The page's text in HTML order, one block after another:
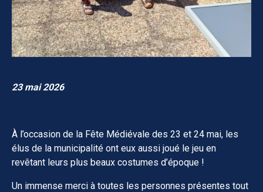
23 mai 2026
À l’occasion de la Fête Médiévale des 23 et 24 mai, les
élus de la municipalité ont eux aussi joué le jeu en
revêtant leurs plus beaux costumes d’époque !
Un immense merci à toutes les personnes présentes tout